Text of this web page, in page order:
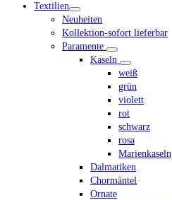
menu
Textilien
Neuheiten
Kollektion-sofort lieferbar
Paramente
Kaseln
weiß
grün
violett
rot
schwarz
rosa
Marienkaseln
Dalmatiken
Chormäntel
Ornate